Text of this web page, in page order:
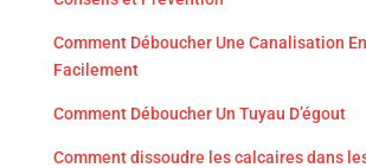
Comment Déboucher Une Canalisation
Facilement
Comment Déboucher Un Tuyau D’égout
Comment dissoudre les calcaires dans